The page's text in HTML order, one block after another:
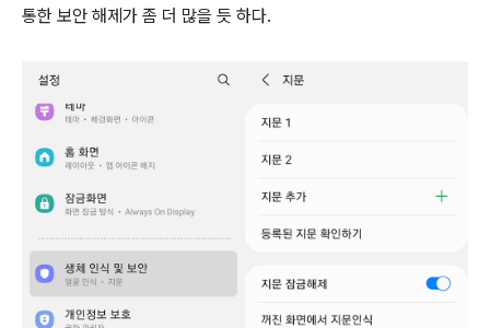
통한 보안 해제가 좀 더 많을 듯 하다.